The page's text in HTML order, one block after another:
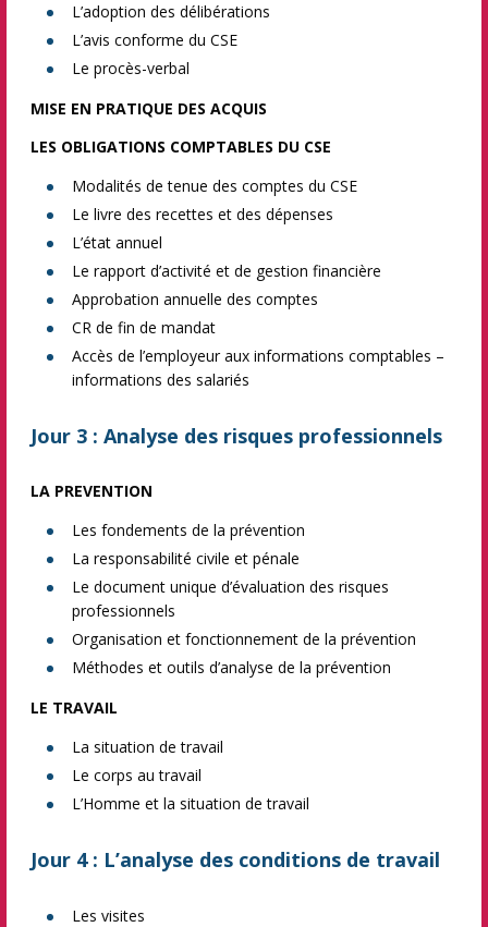
L’adoption des délibérations
L’avis conforme du CSE
Le procès-verbal
MISE EN PRATIQUE DES ACQUIS
LES OBLIGATIONS COMPTABLES DU CSE
Modalités de tenue des comptes du CSE
Le livre des recettes et des dépenses
L’état annuel
Le rapport d’activité et de gestion financière
Approbation annuelle des comptes
CR de fin de mandat
Accès de l’employeur aux informations comptables –
informations des salariés
Jour 3 : Analyse des risques professionnels
LA PREVENTION
Les fondements de la prévention
La responsabilité civile et pénale
Le document unique d’évaluation des risques
professionnels
Organisation et fonctionnement de la prévention
Méthodes et outils d’analyse de la prévention
LE TRAVAIL
La situation de travail
Le corps au travail
L’Homme et la situation de travail
Jour 4 : L’analyse des conditions de travail
Les visites